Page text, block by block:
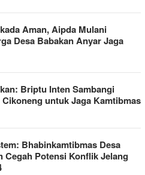
Aman, Aipda Mulani
Desa Babakan Anyar Jaga
Briptu Inten Sambangi
Cikoneng untuk Jaga Kamtibmas
Bhabinkamtibmas Desa
Cegah Potensi Konflik Jelang